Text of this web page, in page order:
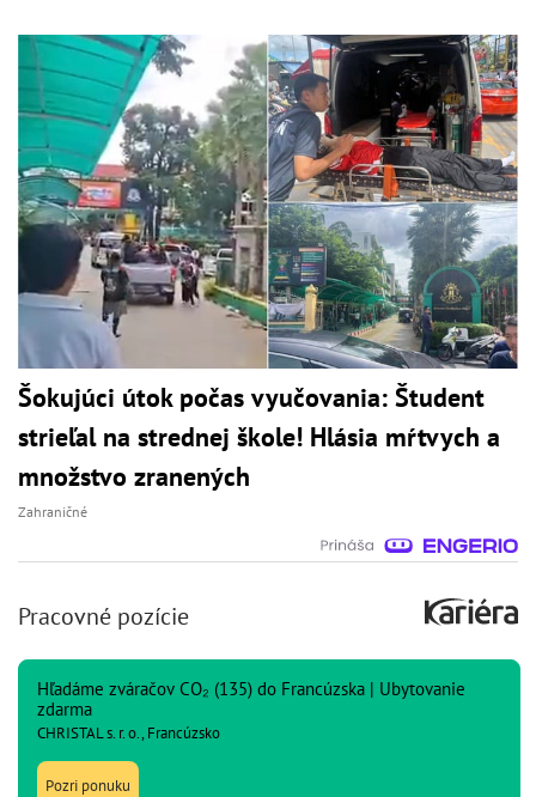
Šokujúci útok počas vyučovania: Študent
strieľal na strednej škole! Hlásia mŕtvych a
množstvo zranených
Zahraničné
Pracovné pozície
Hľadáme zváračov CO₂ (135) do Francúzska | Ubytovanie
zdarma
CHRISTAL s. r. o., Francúzsko
Pozri ponuku